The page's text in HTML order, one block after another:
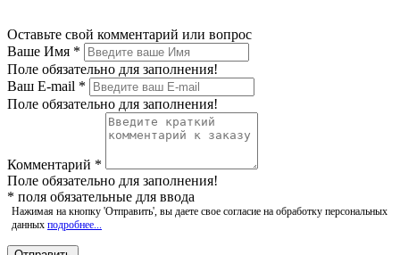
Оставьте свой комментарий или вопрос
Ваше Имя *
Поле обязательно для заполнения!
Ваш E-mail *
Поле обязательно для заполнения!
Комментарий *
Поле обязательно для заполнения!
* поля обязательные для ввода
Нажимая на кнопку 'Отправить', вы даете свое согласие на обработку персональных
данных подробнее...